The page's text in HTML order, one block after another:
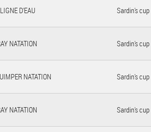
D'EAU Sardin's cup
NATATION Sardin's cup
NATATION Sardin's cup
NATATION Sardin's cup